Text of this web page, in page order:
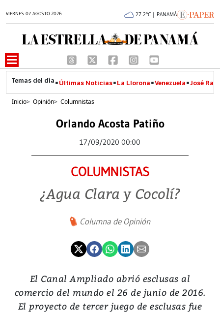
VIERNES 07 AGOSTO 2026 27.2°C | PANAMÁ
Últimas Noticias La Llorona Venezuela José
Inicio> Opinión> Columnistas
Orlando Acosta Patiño
17/09/2020 00:00
COLUMNISTAS
¿Agua Clara y Cocolí?
Columna de Opinión
El Canal Ampliado abrió esclusas al
comercio del mundo el 26 de junio de 2016.
El proyecto de tercer juego de esclusas fue